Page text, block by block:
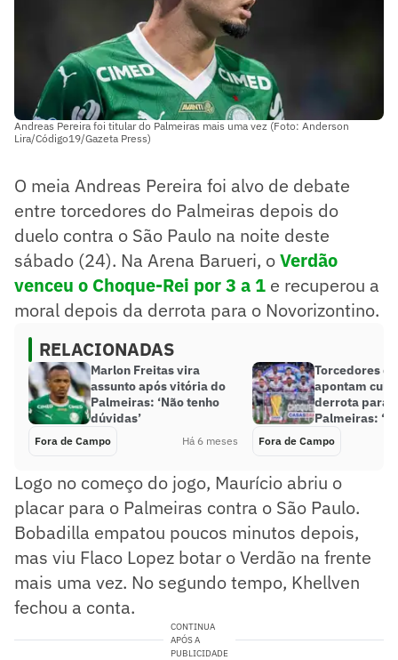
Andreas Pereira foi titular do Palmeiras mais uma vez (Foto: Anderson
Lira/Código19/Gazeta Press)
O meia Andreas Pereira foi alvo de debate
entre torcedores do Palmeiras depois do
duelo contra o São Paulo na noite deste
sábado (24). Na Arena Barueri, oVerdão
venceu o Choque-Rei por 3 a 1 e recuperou a
moral depois da derrota para o Novorizontino.
RELACIONADAS
Marlon Freitas vira
assunto após vitória do
Palmeiras: ‘Não tenho
dúvidas’
Fora de Campo Há 6 meses
Torcedores
apontam
derrota para o
Palmeiras:
Fora de Campo
Logo no começo do jogo, Maurício abriu o
placar para o Palmeiras contra o São Paulo.
Bobadilla empatou poucos minutos depois,
mas viu Flaco Lopez botar o Verdão na frente
mais uma vez. No segundo tempo, Khellven
fechou a conta.
CONTINUA
APÓS A
PUBLICIDADE